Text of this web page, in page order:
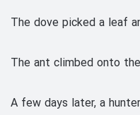
The dove picked a leaf
The ant climbed onto
A few days later, a